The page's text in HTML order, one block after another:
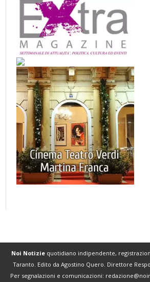
Noi Notiziequotidiano indipendente,
Taranto. Edito da Agostino Quero. Direttore
Per segnalazioni e comunicazioni: